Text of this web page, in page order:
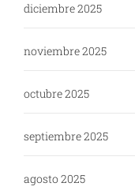
diciembre 2025
noviembre 2025
octubre 2025
septiembre 2025
agosto 2025